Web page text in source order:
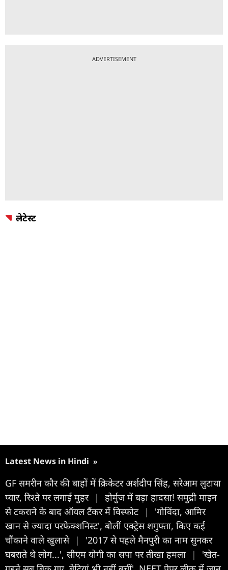
ADVERTISEMENT
लेटेस्ट
Latest News in Hindi »
GF समरीन कौर की बाहों में क्रिकेटर अर्शदीप सिंह, सरेआम लुटाया
प्यार, रिश्ते पर लगाई मुहर |
होर्मुज में बड़ा हादसा! समुद्री माइन
से टकराने के बाद ऑयल टैंकर में विस्फोट |
'गोविंदा, आमिर
खान से ज्यादा परफेक्शनिस्ट', बोलीं एक्ट्रेस शगुफ्ता, किए कई
चौंकाने वाले खुलासे |
'2017 से पहले मैनपुरी का नाम सुनकर
घबराते थे लोग...', सीएम योगी का सपा पर तीखा हमला
|
'खेत-